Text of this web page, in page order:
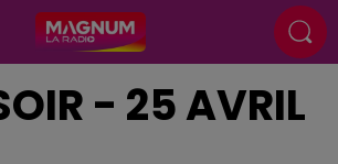
- 25 AVRIL